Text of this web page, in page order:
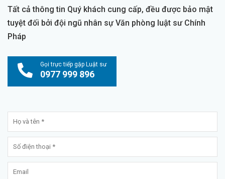
Tất cả thông tin Quý khách cung cấp, đều được bảo mật
tuyệt đối bởi đội ngũ nhân sự Văn phòng luật sư Chính
Pháp
Gọi trực tiếp gặp Luật sư
0977 999 896